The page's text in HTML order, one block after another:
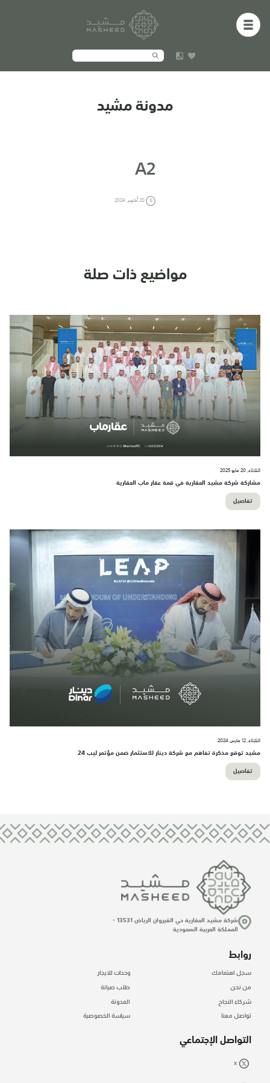
مدونة مشيد
A2
20 أكتوبر، 2024
مواضيع ذات صلة
الثلاثاء, 20 مايو 2025
مشاركة شركة مشيد العقارية في قمة عقار ماب العقارية
تفاصيل
الثلاثاء, 12 مارس 2024
مشيد توقع مذكرة تفاهم مع شركة دينار للاستثمار ضمن مؤتمر ليب 24
تفاصيل
شركة مشيد العقارية حي القيروان الرياض 13531 -
المملكة العربية السعودية
روابط
سجل اهتمامك
من نحن
شركاء النجاح
تواصل معنا
وحدات للايجار
طلب صيانة
المدونة
سياسة الخصوصية
التواصل الإجتماعي
X